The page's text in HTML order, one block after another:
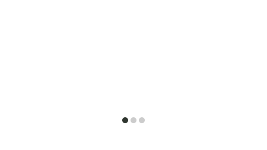
itemitemitem